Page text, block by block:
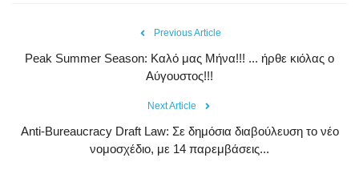
Previous Article
Peak Summer Season: Kαλό μας Μήνα!!! ... ήρθε κιόλας ο
Αύγουστος!!!
Next Article
Anti-Bureaucracy Draft Law: Σε δημόσια διαβούλευση το νέο
νομοσχέδιο, με 14 παρεμβάσεις...